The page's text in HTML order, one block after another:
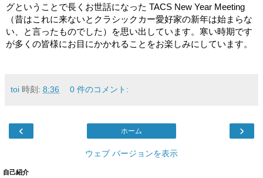
グということで長くお世話になった TACS New Year Meeting
（昔はこれに来ないとクラシックカー愛好家の新年は始まらな
い、と言ったものでした）を思い出しています。寒い時期です
が多くの皆様にお目にかかれることをお楽しみにしています。
toi 時刻: 8:36 0 件のコメント:
‹ ›
ホーム
ウェブ バージョンを表示
自己紹介